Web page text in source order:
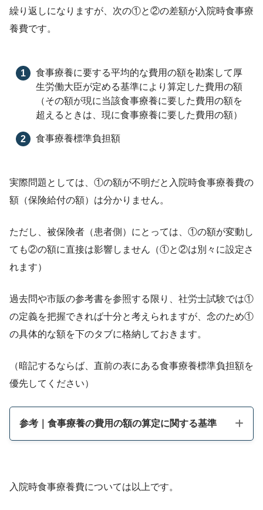
繰り返しになりますが、次の①と②の差額が入院時食事療
養費です。
食事療養に要する平均的な費用の額を勘案して厚
生労働大臣が定める基準により算定した費用の額
（その額が現に当該食事療養に要した費用の額を
超えるときは、現に食事療養に要した費用の額）
食事療養標準負担額
実際問題としては、①の額が不明だと入院時食事療養費の
額（保険給付の額）は分かりません。
ただし、被保険者（患者側）にとっては、①の額が変動し
ても②の額に直接は影響しません（①と②は別々に設定さ
れます）
過去問や市販の参考書を参照する限り、社労士試験では①
の定義を把握できれば十分と考えられますが、念のため①
の具体的な額を下のタブに格納しておきます。
（暗記するならば、直前の表にある食事療養標準負担額を
優先してください）
参考｜食事療養の費用の額の算定に関する基準
入院時食事療養費については以上です。